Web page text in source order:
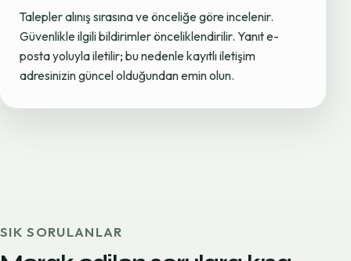
Talepler alınış sırasına ve önceliğe göre incelenir.
Güvenlikle ilgili bildirimler önceliklendirilir. Yanıt e-
posta yoluyla iletilir; bu nedenle kayıtlı iletişim
adresinizin güncel olduğundan emin olun.
SIK SORULANLAR